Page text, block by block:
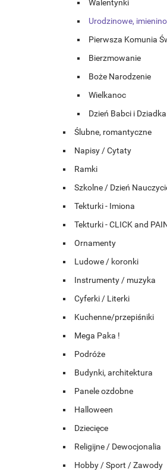
Walentynki
Urodzinowe,
Pierwsza Komunia
Bierzmowanie
Boże Narodzenie
Wielkanoc
Dzień Babci i Dziadka
Ślubne, romantyczne
Napisy / Cytaty
Ramki
Szkolne / Dzień
Tekturki - Imiona
Tekturki - CLICK and
Ornamenty
Ludowe / koronki
Instrumenty / muzyka
Cyferki / Literki
Kuchenne/przepiśniki
Mega Paka !
Podróże
Budynki, architektura
Panele ozdobne
Halloween
Dziecięce
Religijne / Dewocjonalia
Hobby / Sport / Zawody